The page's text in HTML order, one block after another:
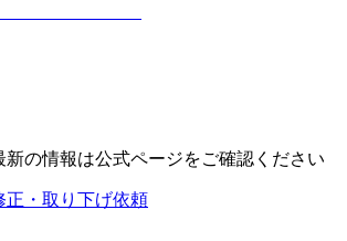
新の情報は公式ページをご確認ください
正・取り下げ依頼